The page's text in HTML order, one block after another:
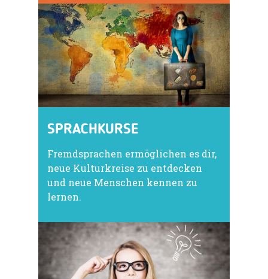
SPRACHKURSE
Fremdsprachen ermöglichen es dir,
neue Kulturkreise zu entdecken
und neue Menschen kennen zu
lernen.